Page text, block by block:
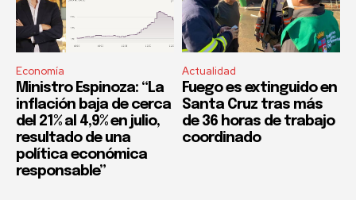
Economía
Ministro Espinoza: “La
inflación baja de cerca
del 21% al 4,9% en julio,
resultado de una
política económica
responsable”
Actualidad
Fuego es extinguido en
Santa Cruz tras más
de 36 horas de trabajo
coordinado